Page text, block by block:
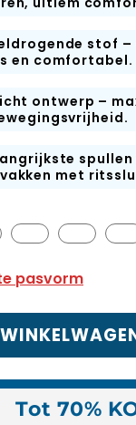
stof –
en comfortabel.
ontwerp –
spullen
met
pasvorm
Tot 70%